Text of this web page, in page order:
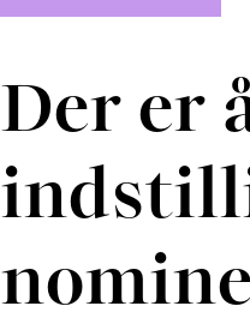
Der er